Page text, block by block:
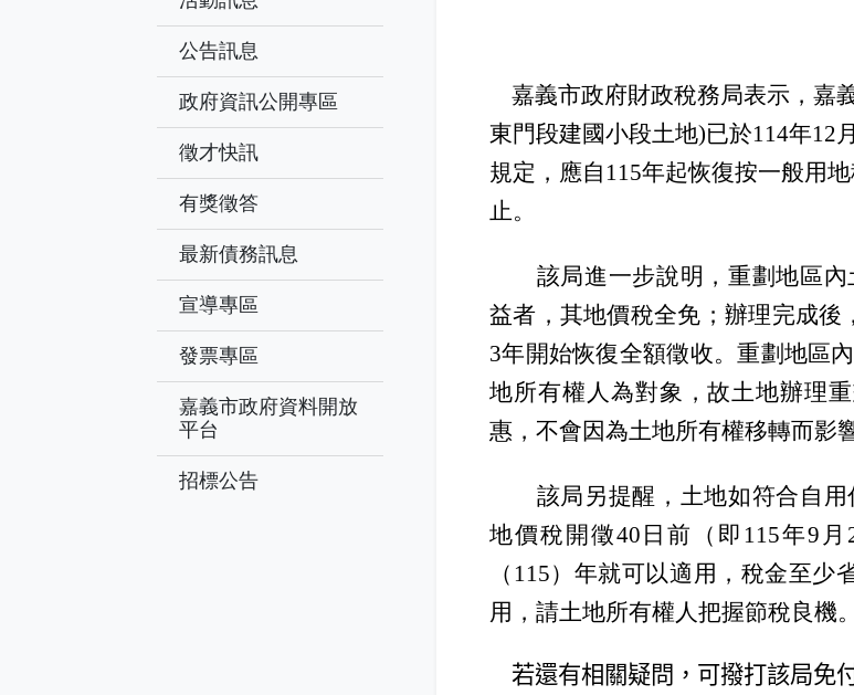
公告訊息
政府資訊公開專區
徵才快訊
有獎徵答
最新債務訊息
宣導專區
發票專區
嘉義市政府資料開放
平台
招標公告
嘉義市政府財政稅務局表示，嘉
東門段建國小段土地)已於114年12
規定，應自115年起恢復按一般用
止。
該局進一步說明 ， 重劃地區
益者，其地價稅全免；辦理完成
3年開始恢復全額徵收。重劃地區
地所有權人為對象，故土地辦理
惠，不會因為土地所有權移轉而影
該局另提醒，土地如符合自
地價稅開徵40日前（即115年9
（115）年就可以適用，稅金至
用，請土地所有權人把握節稅良機。
若還有相關疑問，可撥打該局免